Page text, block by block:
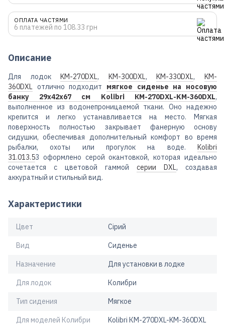
ОПЛАТА ЧАСТЯМИ
6 платежей по 108.33 грн
Описание
Для лодокKM-270DXL, KM-300DXL,KM-330DXL,KM-
360DXL отлично подходит мягкое сиденье на носовую
банку 29х42х67 см Kolibri КМ-270DXL-KM-360DXL,
выполненное из водонепроницаемой ткани. Оно надежно
крепится и легко устанавливается на место. Мягкая
поверхность полностью закрывает фанерную основу
сидушки, обеспечивая дополнительный комфорт во время
рыбалки, охоты или прогулок на воде. Kolibri
31.013.53 оформлено серой окантовкой, которая идеально
сочетается с цветовой гаммой серии DXL, создавая
аккуратный и стильный вид.
Характеристики
Цвет Сірий
Вид Сиденье
Назначение Для установки в лодке
Для лодок Колибри
Тип сидения Мягкое
Для моделей Колибри Kolibri КМ-270DXL-KM-360DXL